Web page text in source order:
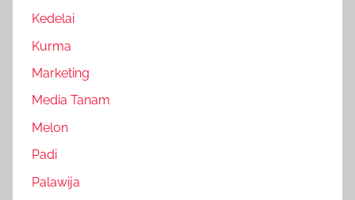
Kedelai
Kurma
Marketing
Media Tanam
Melon
Padi
Palawija